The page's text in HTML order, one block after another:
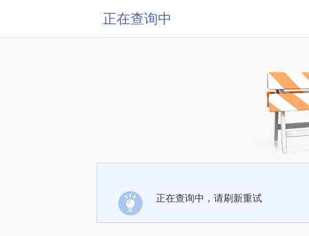
正在查询中
正在查询中，请刷新重试